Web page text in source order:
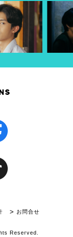
お問合せ
Reserved.